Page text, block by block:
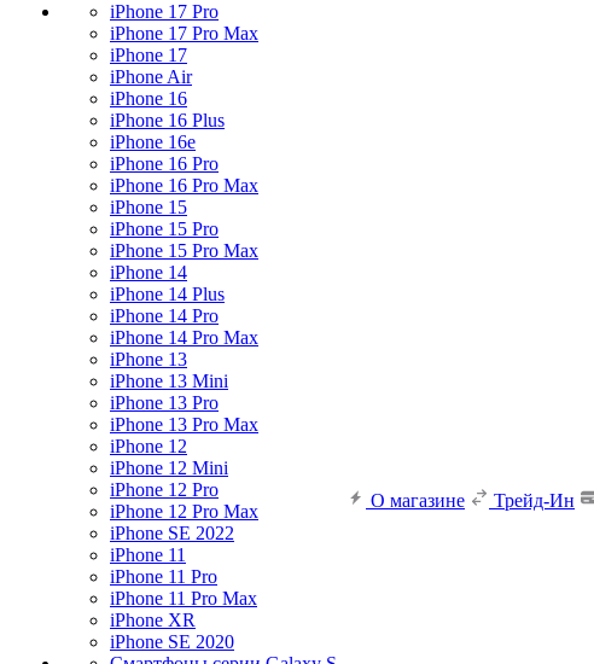
iPhone 17 Pro
iPhone 17 Pro Max
iPhone 17
iPhone Air
iPhone 16
iPhone 16 Plus
iPhone 16e
iPhone 16 Pro
iPhone 16 Pro Max
iPhone 15
iPhone 15 Pro
iPhone 15 Pro Max
iPhone 14
iPhone 14 Plus
iPhone 14 Pro
iPhone 14 Pro Max
iPhone 13
iPhone 13 Mini
iPhone 13 Pro
iPhone 13 Pro Max
iPhone 12
iPhone 12 Mini
iPhone 12 Pro
iPhone 12 Pro Max
iPhone SE 2022
iPhone 11
iPhone 11 Pro
iPhone 11 Pro Max
iPhone XR
iPhone SE 2020
О магазине Трейд-Ин